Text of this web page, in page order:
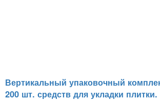
Вертикальный упаковочный
200 шт. средств для укладки плитки.